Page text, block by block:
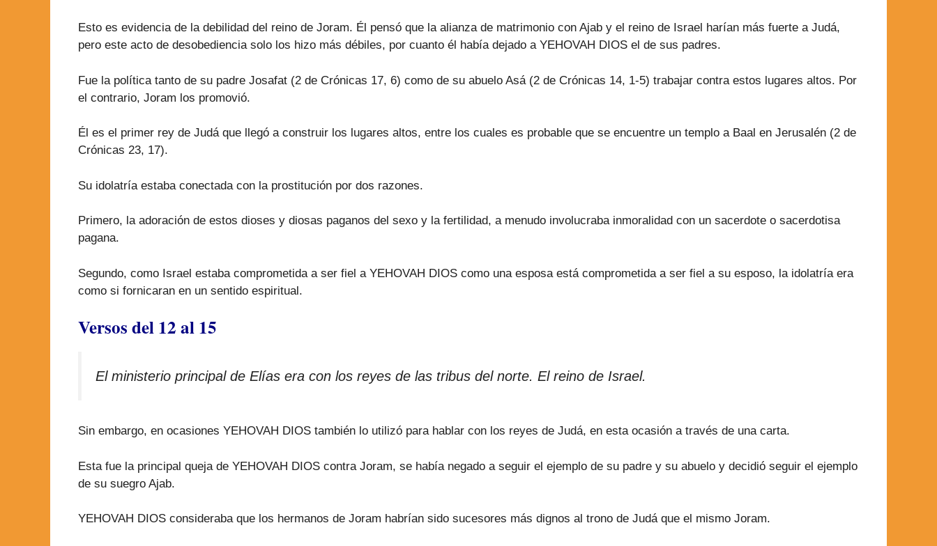
Esto es evidencia de la debilidad del reino de Joram. Él pensó que la alianza de matrimonio con Ajab y el reino de Israel harían más fuerte a Judá,
pero este acto de desobediencia solo los hizo más débiles, por cuanto él había dejado a YEHOVAH DIOS el de sus padres.
Fue la política tanto de su padre Josafat (2 de Crónicas 17, 6) como de su abuelo Asá (2 de Crónicas 14, 1-5) trabajar contra estos lugares altos. Por
el contrario, Joram los promovió.
Él es el primer rey de Judá que llegó a construir los lugares altos, entre los cuales es probable que se encuentre un templo a Baal en Jerusalén (2 de
Crónicas 23, 17).
Su idolatría estaba conectada con la prostitución por dos razones.
Primero, la adoración de estos dioses y diosas paganos del sexo y la fertilidad, a menudo involucraba inmoralidad con un sacerdote o sacerdotisa
pagana.
Segundo, como Israel estaba comprometida a ser fiel a YEHOVAH DIOS como una esposa está comprometida a ser fiel a su esposo, la idolatría era
como si fornicaran en un sentido espiritual.
Versos del 12 al 15
El ministerio principal de Elías era con los reyes de las tribus del norte. El reino de Israel.
Sin embargo, en ocasiones YEHOVAH DIOS también lo utilizó para hablar con los reyes de Judá, en esta ocasión a través de una carta.
Esta fue la principal queja de YEHOVAH DIOS contra Joram, se había negado a seguir el ejemplo de su padre y su abuelo y decidió seguir el ejemplo
de su suegro Ajab.
YEHOVAH DIOS consideraba que los hermanos de Joram habrían sido sucesores más dignos al trono de Judá que el mismo Joram.